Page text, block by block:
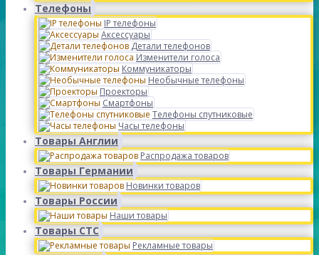
Телефоны
IP телефоны
Аксессуары
Детали телефонов
Изменители голоса
Коммуникаторы
Необычные телефоны
Проекторы
Смартфоны
Телефоны спутниковые
Часы телефоны
Товары Англии
Распродажа товаров
Товары Германии
Новинки товаров
Товары России
Наши товары
Товары СТС
Рекламные товары